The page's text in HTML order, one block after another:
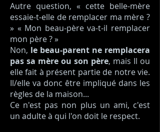
Autre question, « cette belle-mère
essaie-t-elle de remplacer ma mère ?
» « Mon beau-père va-t-il remplacer
mon père ? »
Non, le beau-parent ne remplacera
pas sa mère ou son père, mais Il ou
elle fait à présent partie de notre vie.
Il/elle va donc être impliqué dans les
règles de la maison...
Ce n'est pas non plus un ami, c'est
un adulte à qui l'on doit le respect.